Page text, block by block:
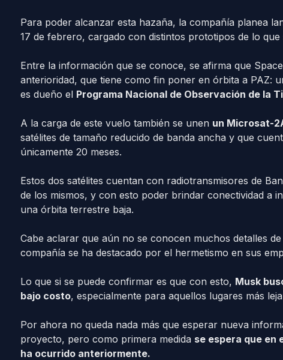
Para poder alcanzar esta hazaña, la compañía planea
17 de febrero, cargado con distintos prototipos de lo
Entre la información que se conoce, se afirma que
anterioridad, que tiene como fin poner en órbita a PAZ:
es dueño el Programa Nacional de Observación de la
A la carga de este vuelo también se unen un Microsat-
satélites de tamaño reducido de banda ancha y que
únicamente 20 meses.
Estos dos satélites cuentan con radiotransmisores de
de los mismos, y con esto poder brindar conectividad a
una órbita terrestre baja.
Cabe aclarar que aún no se conocen muchos detalles
compañía se ha destacado por el hermetismo en sus
Lo que si se puede confirmar es que con esto, Musk
bajo costo, especialmente para aquellos lugares más
Por ahora no queda nada más que esperar nueva
proyecto, pero como primera medida se espera que en
ha ocurrido anteriormente.